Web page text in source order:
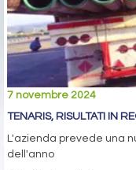
7 novembre 2024
TENARIS, RISULTATI IN
L'azienda prevede una
dell'anno